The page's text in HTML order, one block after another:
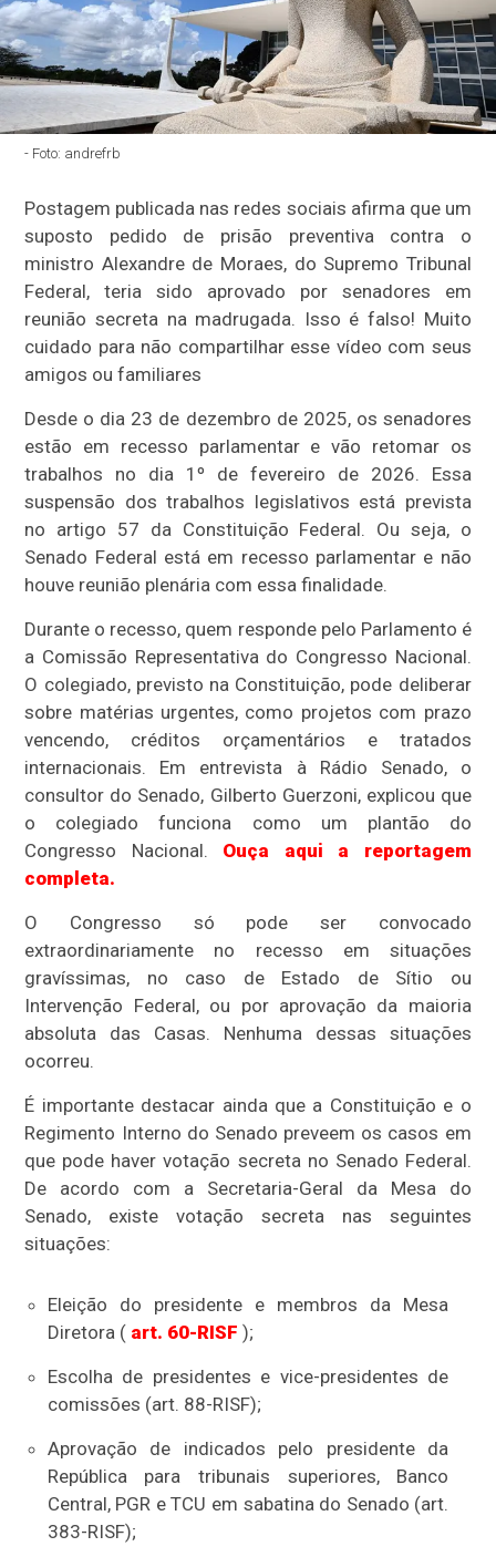
- Foto: andrefrb
Postagem publicada nas redes sociais afirma que um
suposto pedido de prisão preventiva contra o
ministro Alexandre de Moraes, do Supremo Tribunal
Federal, teria sido aprovado por senadores em
reunião secreta na madrugada. Isso é falso! Muito
cuidado para não compartilhar esse vídeo com seus
amigos ou familiares
Desde o dia 23 de dezembro de 2025, os senadores
estão em recesso parlamentar e vão retomar os
trabalhos no dia 1º de fevereiro de 2026. Essa
suspensão dos trabalhos legislativos está prevista
no artigo 57 da Constituição Federal. Ou seja, o
Senado Federal está em recesso parlamentar e não
houve reunião plenária com essa finalidade.
Durante o recesso, quem responde pelo Parlamento é
a Comissão Representativa do Congresso Nacional.
O colegiado, previsto na Constituição, pode deliberar
sobre matérias urgentes, como projetos com prazo
vencendo, créditos orçamentários e tratados
internacionais. Em entrevista à Rádio Senado, o
consultor do Senado, Gilberto Guerzoni, explicou que
o colegiado funciona como um plantão do
Congresso Nacional. Ouça aqui a reportagem
completa.
O Congresso só pode ser convocado
extraordinariamente no recesso em situações
gravíssimas, no caso de Estado de Sítio ou
Intervenção Federal, ou por aprovação da maioria
absoluta das Casas. Nenhuma dessas situações
ocorreu.
É importante destacar ainda que a Constituição e o
Regimento Interno do Senado preveem os casos em
que pode haver votação secreta no Senado Federal.
De acordo com a Secretaria-Geral da Mesa do
Senado, existe votação secreta nas seguintes
situações:
Eleição do presidente e membros da Mesa
Diretora ( art. 60-RISF );
Escolha de presidentes e vice-presidentes de
comissões (art. 88-RISF);
Aprovação de indicados pelo presidente da
República para tribunais superiores, Banco
Central, PGR e TCU em sabatina do Senado (art.
383-RISF);